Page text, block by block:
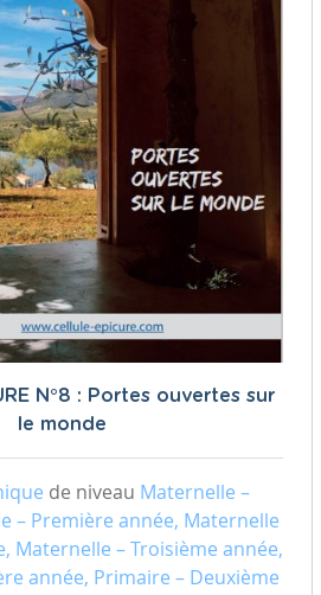
N°8 : Portes ouvertes sur
le monde
de niveau Maternelle –
– Première année, Maternelle
Maternelle – Troisième année,
année, Primaire – Deuxième